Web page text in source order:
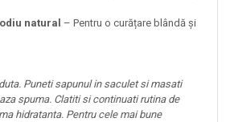
natural – Pentru o curățare blândă și
Puneti sapunul in saculet si masati
spuma. Clatiti si continuati rutina de
hidratanta. Pentru cele mai bune